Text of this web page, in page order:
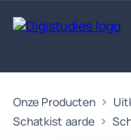
Exacte
vakken
Onze Producten
Schatkist aarde